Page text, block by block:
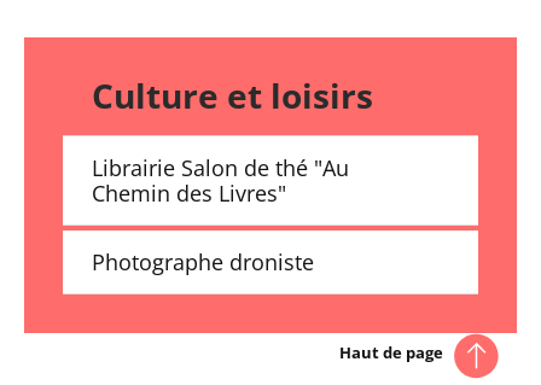
Culture et loisirs
Librairie Salon de thé "Au
Chemin des Livres"
Photographe droniste
Haut de page